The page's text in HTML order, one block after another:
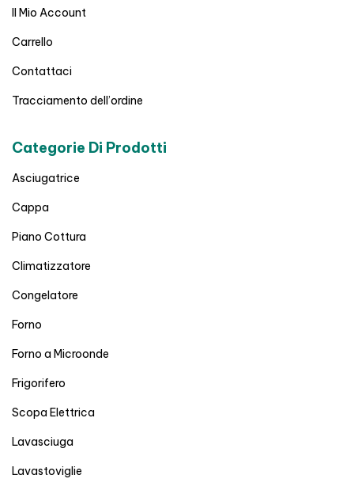
Il Mio Account
Carrello
Contattaci
Tracciamento dell’ordine
Categorie Di Prodotti
Asciugatrice
Cappa
Piano Cottura
Climatizzatore
Congelatore
Forno
Forno a Microonde
Frigorifero
Scopa Elettrica
Lavasciuga
Lavastoviglie